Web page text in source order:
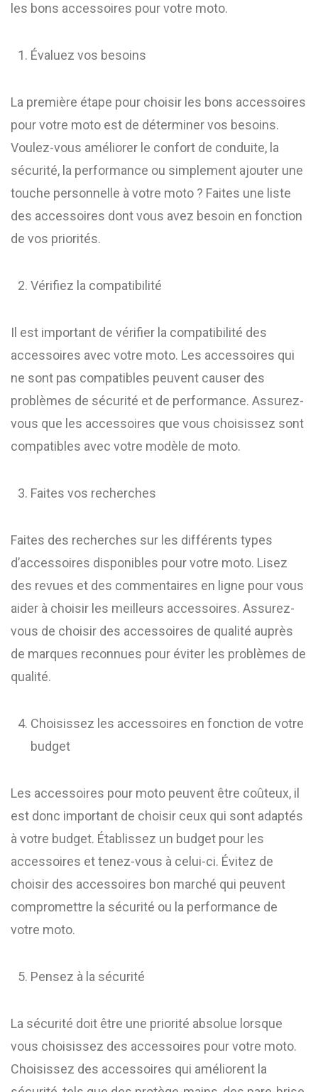
les bons accessoires pour votre moto.
Évaluez vos besoins
La première étape pour choisir les bons accessoires
pour votre moto est de déterminer vos besoins.
Voulez-vous améliorer le confort de conduite, la
sécurité, la performance ou simplement ajouter une
touche personnelle à votre moto ? Faites une liste
des accessoires dont vous avez besoin en fonction
de vos priorités.
Vérifiez la compatibilité
Il est important de vérifier la compatibilité des
accessoires avec votre moto. Les accessoires qui
ne sont pas compatibles peuvent causer des
problèmes de sécurité et de performance. Assurez-
vous que les accessoires que vous choisissez sont
compatibles avec votre modèle de moto.
Faites vos recherches
Faites des recherches sur les différents types
d’accessoires disponibles pour votre moto. Lisez
des revues et des commentaires en ligne pour vous
aider à choisir les meilleurs accessoires. Assurez-
vous de choisir des accessoires de qualité auprès
de marques reconnues pour éviter les problèmes de
qualité.
Choisissez les accessoires en fonction de votre
budget
Les accessoires pour moto peuvent être coûteux, il
est donc important de choisir ceux qui sont adaptés
à votre budget. Établissez un budget pour les
accessoires et tenez-vous à celui-ci. Évitez de
choisir des accessoires bon marché qui peuvent
compromettre la sécurité ou la performance de
votre moto.
Pensez à la sécurité
La sécurité doit être une priorité absolue lorsque
vous choisissez des accessoires pour votre moto.
Choisissez des accessoires qui améliorent la